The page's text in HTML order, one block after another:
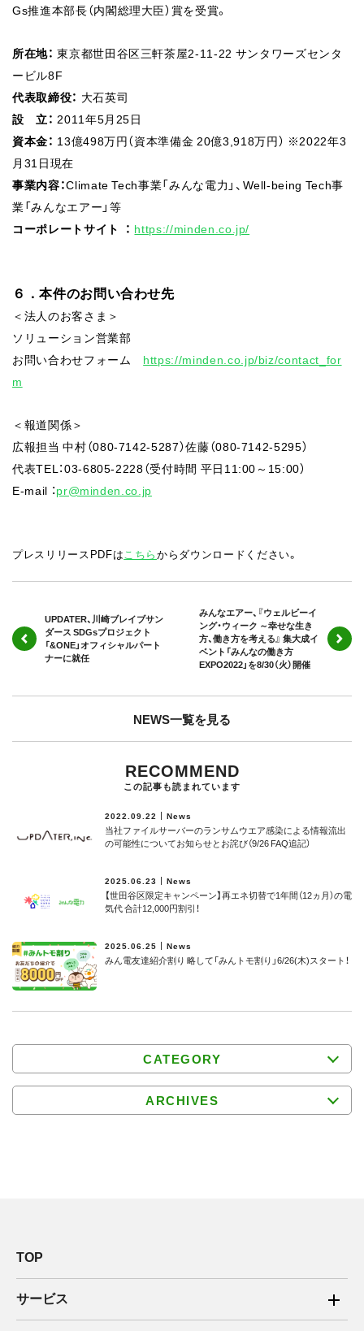
Gs推進本部長（内閣総理大臣）賞を受賞。
所在地： 東京都世田谷区三軒茶屋2-11-22 サンタワーズセンタ
ービル8F
代表取締役： 大石英司
設 立： 2011年5月25日
資本金： 13億498万円（資本準備金 20億3,918万円） ※2022年3
月31日現在
事業内容：Climate Tech事業「みんな電力」、Well-being Tech事
業「みんなエアー」等
コーポレートサイト ： https://minden.co.jp/
６．本件のお問い合わせ先
＜法人のお客さま＞
ソリューション営業部
お問い合わせフォーム https://minden.co.jp/biz/contact_for
m
＜報道関係＞
広報担当 中村（080-7142-5287）佐藤（080-7142-5295）
代表TEL：03-6805-2228（受付時間 平日11:00～15:00）
E-mail ：pr@minden.co.jp
プレスリリースPDFはこちらからダウンロードください。
UPDATER、川崎ブレイブサン
ダース SDGsプロジェクト
「&ONE」オフィシャルパート
ナーに就任
みんなエアー、『ウェルビーイ
ング・ウィーク ～幸せな生き
方、働き方を考える』 集大成イ
ベント「みんなの働き方
EXPO2022」を8/30（火）開催
NEWS一覧を見る
RECOMMEND
この記事も読まれています
2022.09.22 News
当社ファイルサーバーのランサムウエア感染による情報流出
の可能性についてお知らせとお詫び（9/26 FAQ追記）
2025.06.23 News
【世田谷区限定キャンペーン】再エネ切替で1年間（12ヵ月）の電
気代 合計12,000円割引！
2025.06.25 News
みん電友達紹介割り 略して「みんトモ割り」6/26(木)スタート！
CATEGORY
ARCHIVES
TOP
サービス